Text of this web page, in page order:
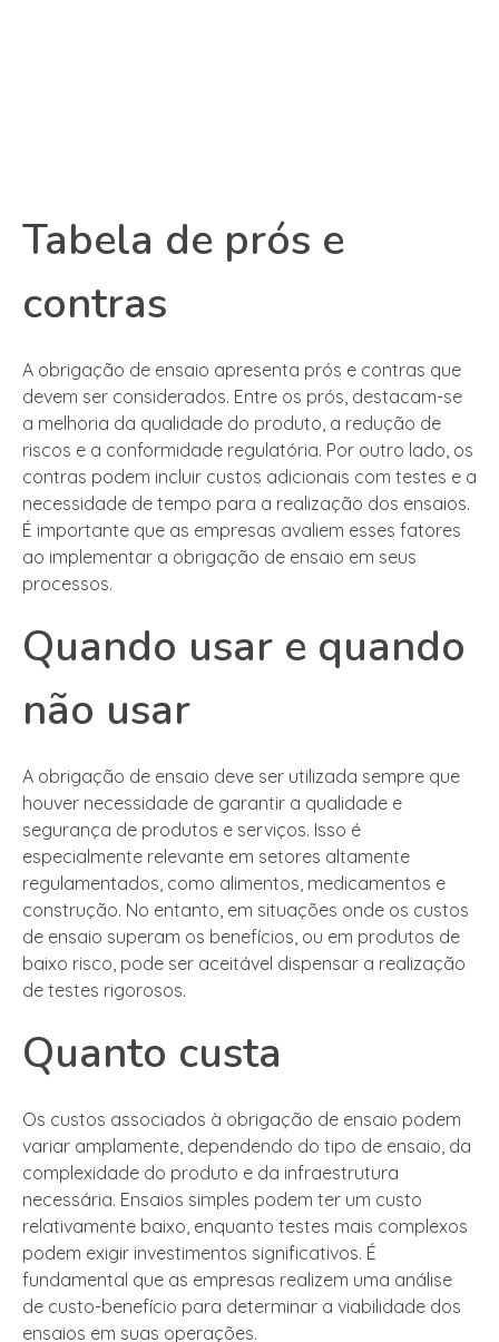
Tabela de prós e
contras
A obrigação de ensaio apresenta prós e contras que
devem ser considerados. Entre os prós, destacam-se
a melhoria da qualidade do produto, a redução de
riscos e a conformidade regulatória. Por outro lado, os
contras podem incluir custos adicionais com testes e a
necessidade de tempo para a realização dos ensaios.
É importante que as empresas avaliem esses fatores
ao implementar a obrigação de ensaio em seus
processos.
Quando usar e quando
não usar
A obrigação de ensaio deve ser utilizada sempre que
houver necessidade de garantir a qualidade e
segurança de produtos e serviços. Isso é
especialmente relevante em setores altamente
regulamentados, como alimentos, medicamentos e
construção. No entanto, em situações onde os custos
de ensaio superam os benefícios, ou em produtos de
baixo risco, pode ser aceitável dispensar a realização
de testes rigorosos.
Quanto custa
Os custos associados à obrigação de ensaio podem
variar amplamente, dependendo do tipo de ensaio, da
complexidade do produto e da infraestrutura
necessária. Ensaios simples podem ter um custo
relativamente baixo, enquanto testes mais complexos
podem exigir investimentos significativos. É
fundamental que as empresas realizem uma análise
de custo-benefício para determinar a viabilidade dos
ensaios em suas operações.